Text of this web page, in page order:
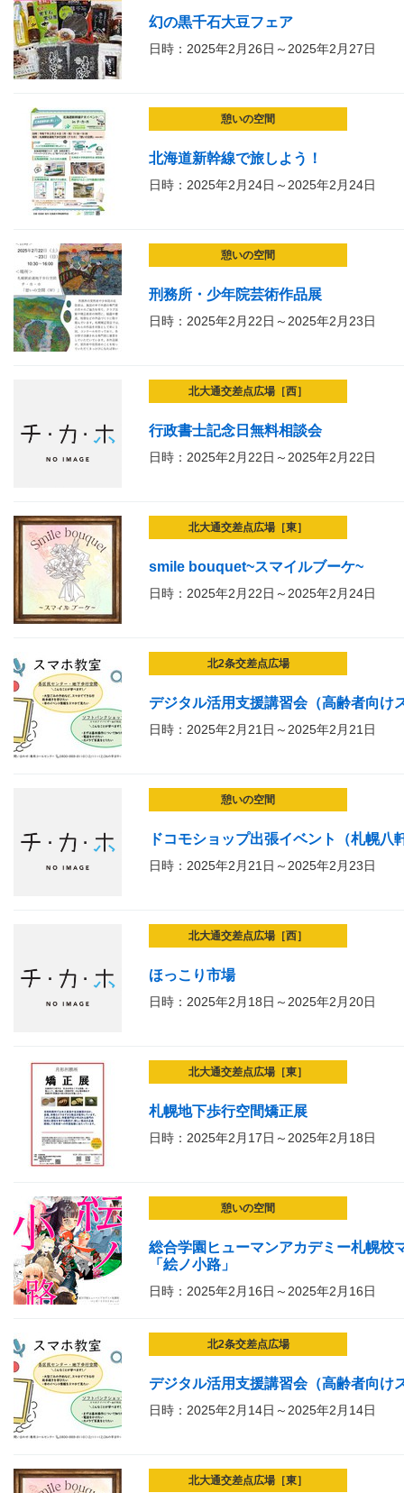
幻の黒千石大豆フェア
日時：2025年2月26日～2025年2月27日
憩いの空間
北海道新幹線で旅しよう！
日時：2025年2月24日～2025年2月24日
憩いの空間
刑務所・少年院芸術作品展
日時：2025年2月22日～2025年2月23日
北大通交差点広場［西］
行政書士記念日無料相談会
日時：2025年2月22日～2025年2月22日
北大通交差点広場［東］
smile bouquet~スマイルブーケ~
日時：2025年2月22日～2025年2月24日
北2条交差点広場
デジタル活用支援講習会（高齢者向け
日時：2025年2月21日～2025年2月21日
憩いの空間
ドコモショップ出張イベント（札幌八
日時：2025年2月21日～2025年2月23日
北大通交差点広場［西］
ほっこり市場
日時：2025年2月18日～2025年2月20日
北大通交差点広場［東］
札幌地下歩行空間矯正展
日時：2025年2月17日～2025年2月18日
憩いの空間
総合学園ヒューマンアカデミー札幌
「絵ノ小路」
日時：2025年2月16日～2025年2月16日
北2条交差点広場
デジタル活用支援講習会（高齢者向け
日時：2025年2月14日～2025年2月14日
北大通交差点広場［東］